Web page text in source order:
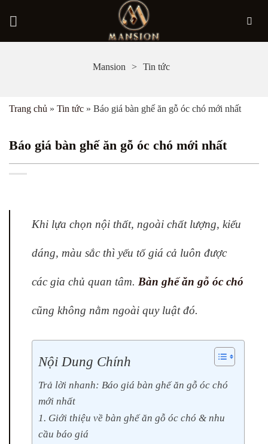
Mansion Tin tức
Trang chủ » Tin tức » Báo giá bàn ghế ăn gỗ óc chó mới nhất
Báo giá bàn ghế ăn gỗ óc chó mới nhất
Khi lựa chọn nội thất, ngoài chất lượng, kiểu
dáng, màu sắc thì yếu tố giá cả luôn được
các gia chủ quan tâm. Bàn ghế ăn gỗ óc chó
cũng không nằm ngoài quy luật đó.
Nội Dung Chính
Trả lời nhanh: Báo giá bàn ghế ăn gỗ óc chó
mới nhất
1. Giới thiệu về bàn ghế ăn gỗ óc chó & nhu
cầu báo giá